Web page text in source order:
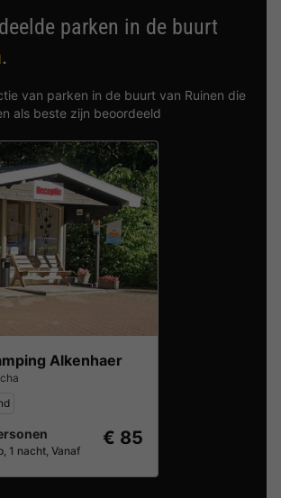
parken in de buurt
.
van parken in de buurt van Ruinen die
als beste zijn beoordeeld
Alkenhaer
1 nacht, Vanaf
€ 85